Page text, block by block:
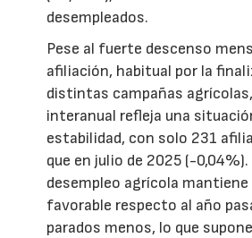
desempleados.
Pese al fuerte descenso
afiliación, habitual por la
distintas campañas
interanual refleja una
estabilidad, con solo 231
que en julio de 2025 (-0,04%).
desempleo agrícola
favorable respecto al año
parados menos, lo que